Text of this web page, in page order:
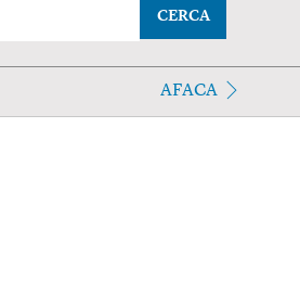
CERCA
AFACA